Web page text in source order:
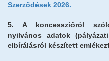
Szerződések 2026.
5. A koncesszióról
nyilvános adatok
elbírálásról készített